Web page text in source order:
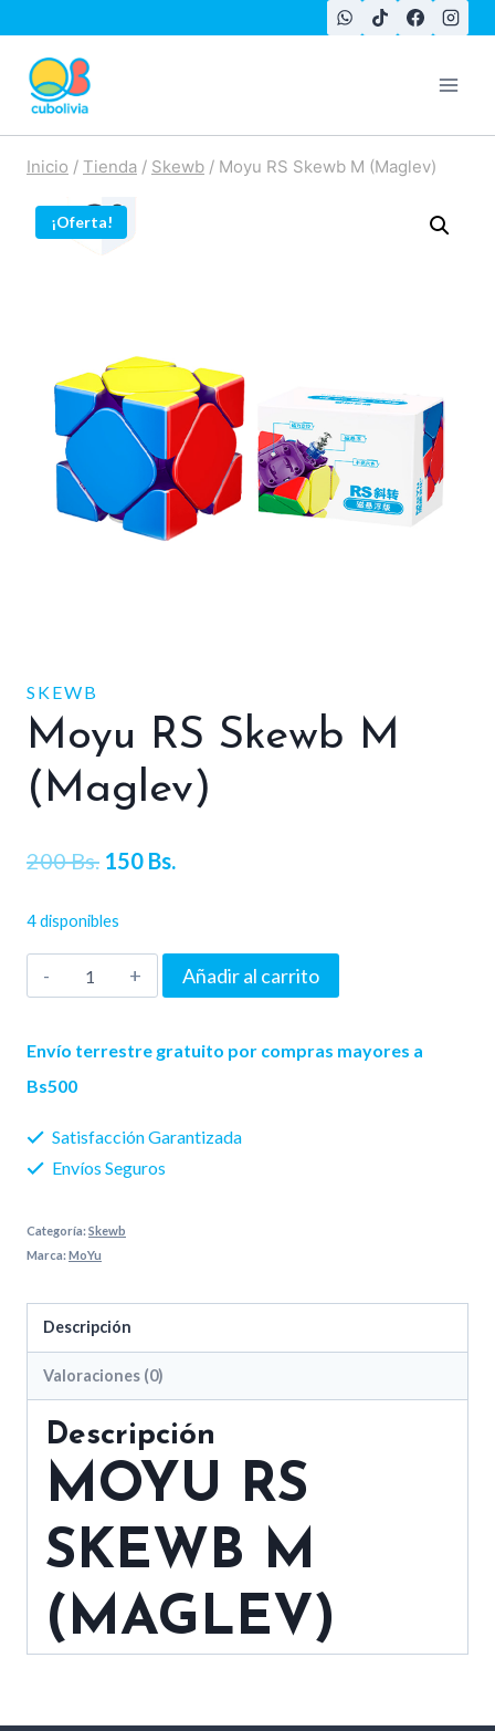
contenido
Inicio / Tienda / Skewb / Moyu RS Skewb M (Maglev)
¡Oferta!
SKEWB
Moyu RS Skewb M
(Maglev)
200Bs. El
original
era:
150 Bs.El
actual
es:
4 disponibles
Moyu
Skewb
M
cantidad
Añadir al carrito
Envío terrestre gratuito por compras mayores a
Bs500
Satisfacción Garantizada
Envíos Seguros
Categoría:Skewb
Marca:MoYu
Descripción
Valoraciones (0)
Descripción
MOYU RS
SKEWB M
(MAGLEV)